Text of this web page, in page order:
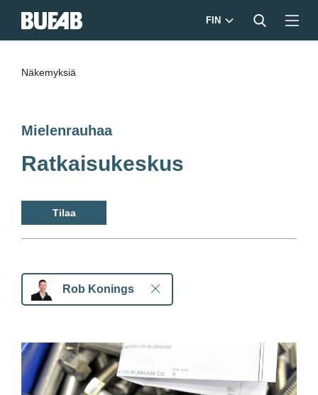
FIN
Näkemyksiä
Mielenrauhaa
Ratkaisukeskus
Tilaa
Rob Konings